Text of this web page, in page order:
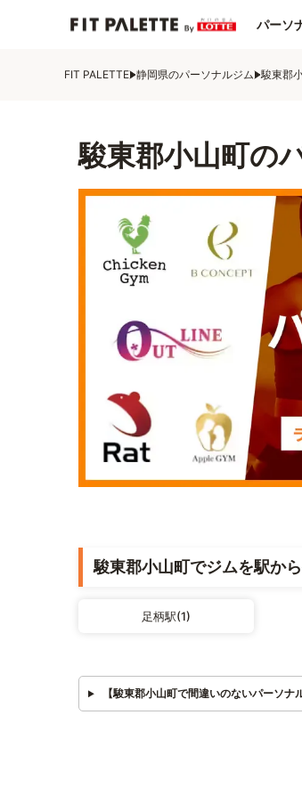
パーソ
FIT PALETTE 静岡県のパーソナルジム 駿東郡
駿東郡小山町の
駿東郡小山町でジムを駅か
足柄駅(1)
【駿東郡小山町で間違いのないパーソナ